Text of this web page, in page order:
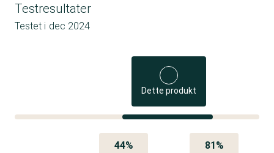
Testresultater
Testet i dec 2024
Dette produkt
44% 81%